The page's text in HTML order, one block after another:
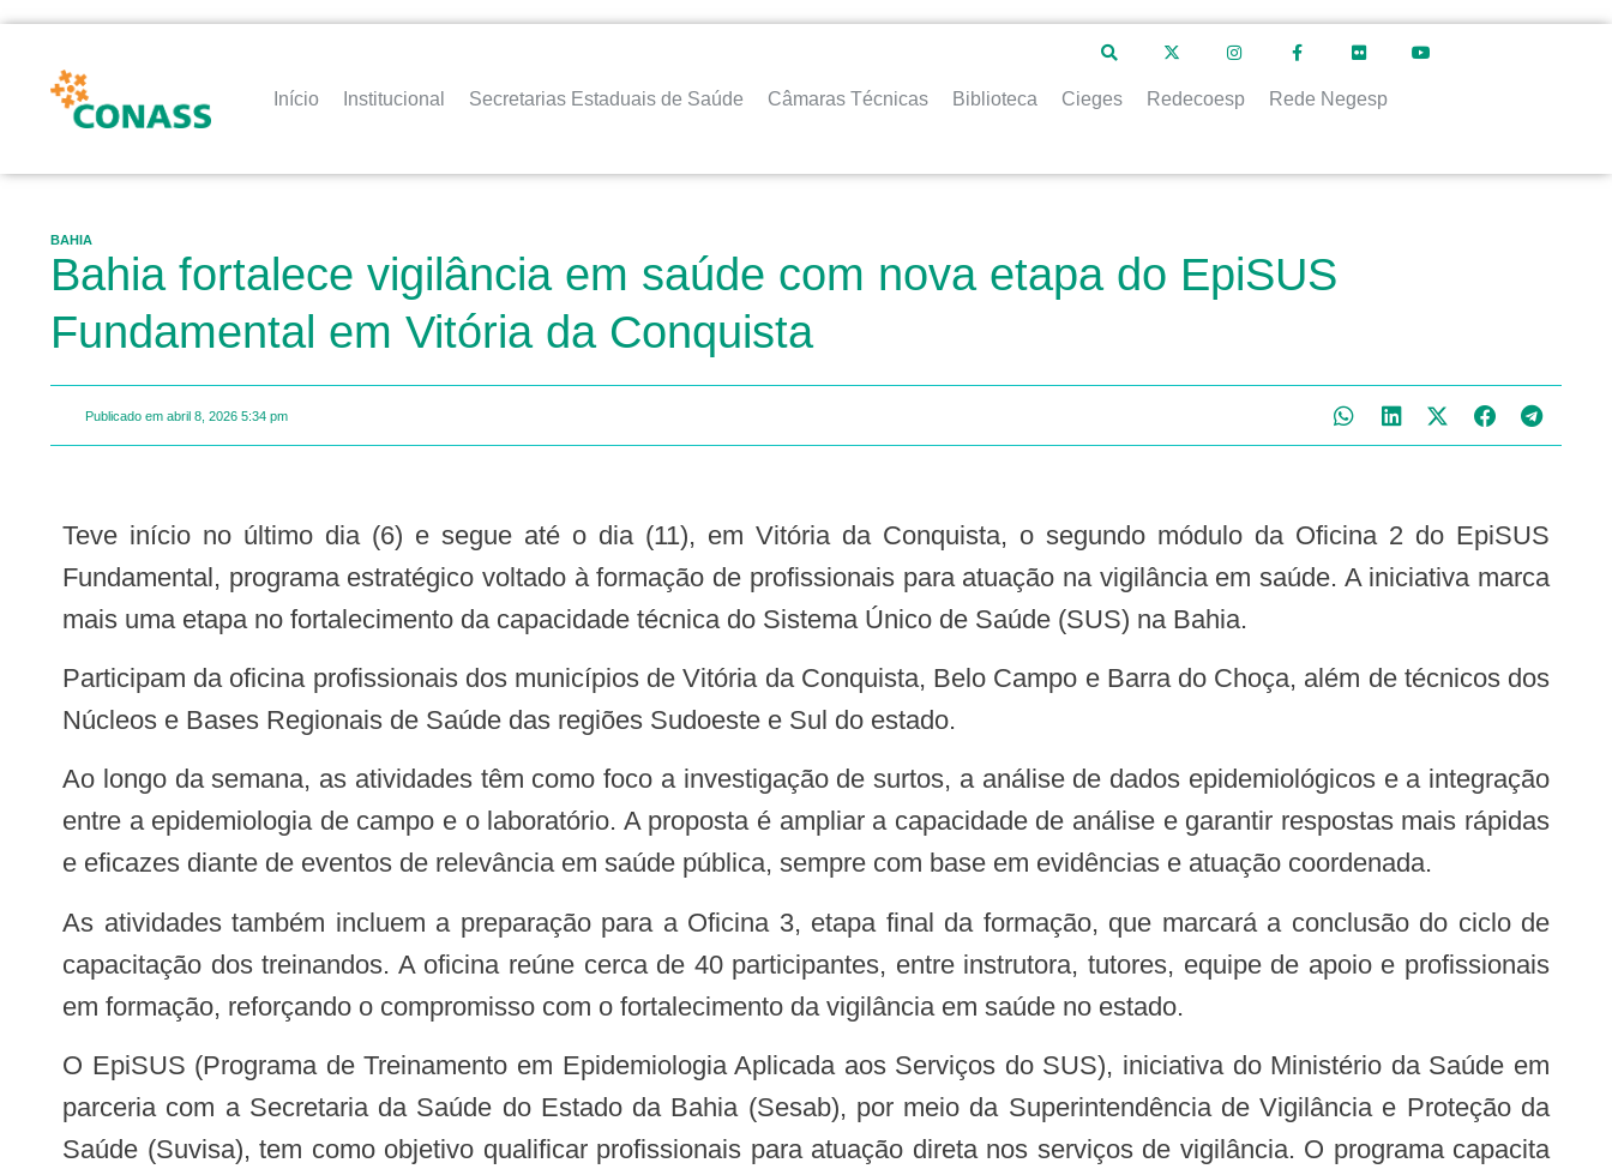
Início Institucional Secretarias Estaduais de Saúde Câmaras Técnicas Biblioteca Cieges Redecoesp Rede Negesp
BAHIA
Bahia fortalece vigilância em saúde com nova etapa do EpiSUS
Fundamental em Vitória da Conquista
Publicado em abril 8, 2026 5:34 pm
Teve início no último dia (6) e segue até o dia (11), em Vitória da Conquista, o segundo módulo da Oficina 2 do EpiSUS
Fundamental, programa estratégico voltado à formação de profissionais para atuação na vigilância em saúde. A iniciativa marca
mais uma etapa no fortalecimento da capacidade técnica do Sistema Único de Saúde (SUS) na Bahia.
Participam da oficina profissionais dos municípios de Vitória da Conquista, Belo Campo e Barra do Choça, além de técnicos dos
Núcleos e Bases Regionais de Saúde das regiões Sudoeste e Sul do estado.
Ao longo da semana, as atividades têm como foco a investigação de surtos, a análise de dados epidemiológicos e a integração
entre a epidemiologia de campo e o laboratório. A proposta é ampliar a capacidade de análise e garantir respostas mais rápidas
e eficazes diante de eventos de relevância em saúde pública, sempre com base em evidências e atuação coordenada.
As atividades também incluem a preparação para a Oficina 3, etapa final da formação, que marcará a conclusão do ciclo de
capacitação dos treinandos. A oficina reúne cerca de 40 participantes, entre instrutora, tutores, equipe de apoio e profissionais
em formação, reforçando o compromisso com o fortalecimento da vigilância em saúde no estado.
O EpiSUS (Programa de Treinamento em Epidemiologia Aplicada aos Serviços do SUS), iniciativa do Ministério da Saúde em
parceria com a Secretaria da Saúde do Estado da Bahia (Sesab), por meio da Superintendência de Vigilância e Proteção da
Saúde (Suvisa), tem como objetivo qualificar profissionais para atuação direta nos serviços de vigilância. O programa capacita